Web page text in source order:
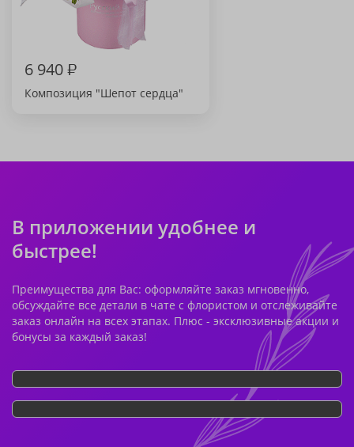
6 940₽
Композиция "Шепот сердца"
В приложении удобнее и
быстрее!
Преимущества для Вас: оформляйте заказ мгновенно,
обсуждайте все детали в чате с флористом и отслеживайте
заказ онлайн на всех этапах. Плюс - эксклюзивные акции и
бонусы за каждый заказ!